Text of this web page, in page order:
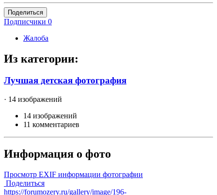
Поделиться
Подписчики 0
Жалоба
Из категории:
Лучшая детская фотография
· 14 изображений
14 изображений
11 комментариев
Информация о фото
Просмотр EXIF информации фотографии
Поделиться
https://forumozery.ru/gallery/image/196-